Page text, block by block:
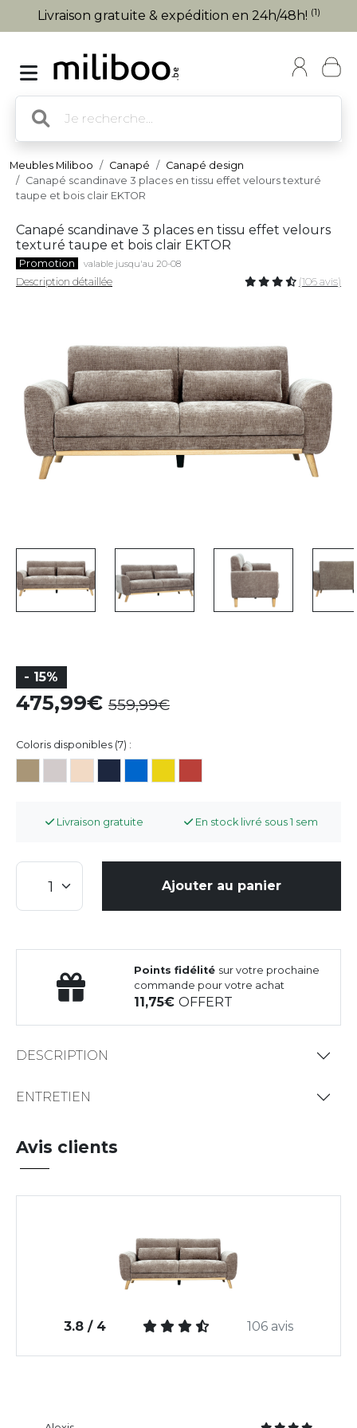
Livraison gratuite & expédition en 24h/48h! (1)
Meubles Miliboo Canapé
Canapé design
Canapé scandinave 3 places en tissu effet velours texturé
taupe et bois clair EKTOR
Canapé scandinave 3 places en tissu effet velours
texturé taupe et bois clair EKTOR
Promotion valable jusqu'au 20-08
Description détaillée (106 avis)
- 15%
475,99 559,99
Coloris disponibles (7) :
Livraison gratuite En stock livré sous 1 sem
Ajouter au panier
Points fidélité sur votre prochaine
commande pour votre achat
11,75OFFERT
DESCRIPTION
ENTRETIEN
Avis clients
3.8 / 4 106 avis